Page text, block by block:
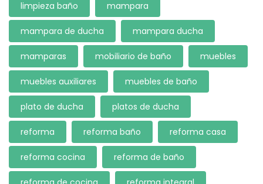
limpieza baño mampara
mampara de ducha mampara ducha
mamparas mobiliario de baño muebles
muebles auxiliares muebles de baño
plato de ducha platos de ducha
reforma reforma baño reforma casa
reforma cocina reforma de baño